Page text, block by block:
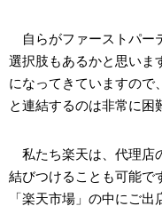
自らがファーストパー
選択肢もあるかと思いま
になってきていますので
と連結するのは非常に困
私たち楽天は、代理店
結びつけることも可能で
「楽天市場」の中にご